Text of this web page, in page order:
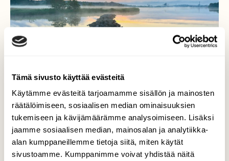
Tämä sivusto käyttää evästeitä
Käytämme evästeitä tarjoamamme sisällön ja mainosten
räätälöimiseen, sosiaalisen median ominaisuuksien
tukemiseen ja kävijämäärämme analysoimiseen. Lisäksi
jaamme sosiaalisen median, mainosalan ja analytiikka-
alan kumppaneillemme tietoja siitä, miten käytät
sivustoamme. Kumppanimme voivat yhdistää näitä
Aallonmurtaja